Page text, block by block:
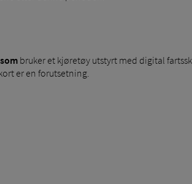
bruker et kjøretøy utstyrt med digital
er en forutsetning.